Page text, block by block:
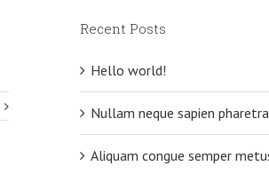
Recent Posts
Hello world!
Nullam neque sapien pharetra
Aliquam congue semper